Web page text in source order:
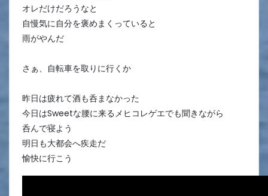
オレだけだろうなと
自慢気に自分を褒めまくっていると
雨がやんだ
さぁ、自転車を取りに行くか
昨日は疲れて酒も呑まなかった
今日はSweetな腰に来るメヒコレゲエでも聞きながら
呑んで寝よう
明日も大都会へ疾走だ
愉快に行こう